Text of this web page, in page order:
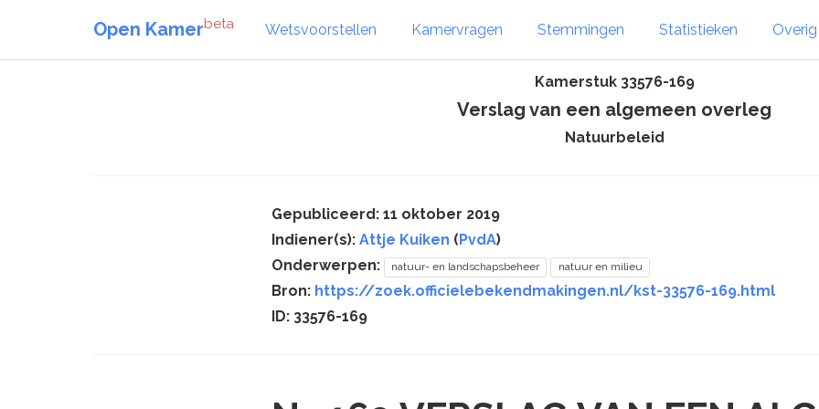
Open Kamerbeta Wetsvoorstellen Kamervragen Stemmingen Statistieken
Kamerstuk 33576-169
Verslag van een algemeen overleg
Natuurbeleid
Gepubliceerd: 11 oktober 2019
Indiener(s): Attje Kuiken (PvdA)
Onderwerpen:
natuur- en landschapsbeheer natuur en milieu
Bron: https://zoek.officielebekendmakingen.nl/kst-33576-169.html
ID: 33576-169